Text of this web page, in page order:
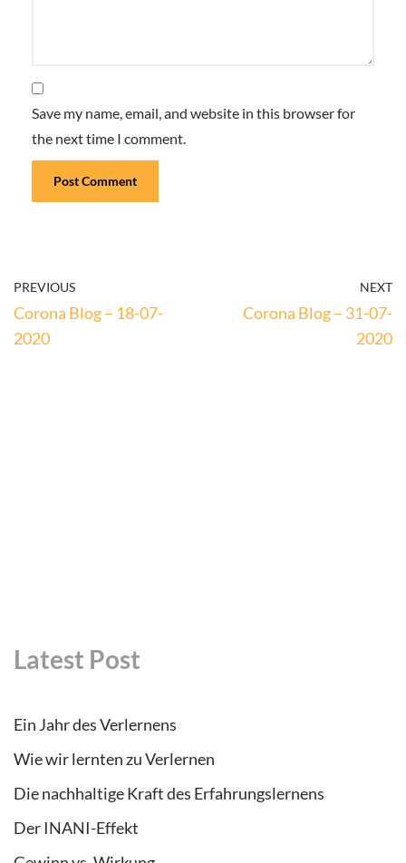
Save my name, email, and website in this browser for
the next time I comment.
PREVIOUS
Corona Blog – 18-07-
2020
NEXT
Corona Blog – 31-07-
2020
Latest Post
Ein Jahr des Verlernens
Wie wir lernten zu Verlernen
Die nachhaltige Kraft des Erfahrungslernens
Der INANI-Effekt